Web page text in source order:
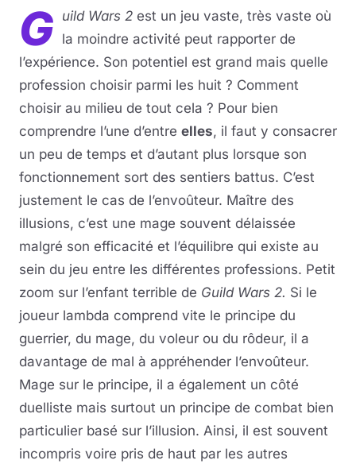
G uild Wars 2 est un jeu vaste, très vaste où
la moindre activité peut rapporter de
l’expérience. Son potentiel est grand mais quelle
profession choisir parmi les huit ? Comment
choisir au milieu de tout cela ? Pour bien
comprendre l’une d’entre elles, il faut y consacrer
un peu de temps et d’autant plus lorsque son
fonctionnement sort des sentiers battus. C’est
justement le cas de l’envoûteur. Maître des
illusions, c’est une mage souvent délaissée
malgré son efficacité et l’équilibre qui existe au
sein du jeu entre les différentes professions. Petit
zoom sur l’enfant terrible de Guild Wars 2. Si le
joueur lambda comprend vite le principe du
guerrier, du mage, du voleur ou du rôdeur, il a
davantage de mal à appréhender l’envoûteur.
Mage sur le principe, il a également un côté
duelliste mais surtout un principe de combat bien
particulier basé sur l’illusion. Ainsi, il est souvent
incompris voire pris de haut par les autres